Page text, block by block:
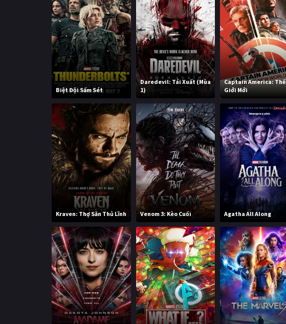
Biệt Đội Sấm Sét
Daredevil: Tái Xuất (Mùa
1)
Captain America: Thế
Giới Mới
Kraven: Thợ Săn Thủ Lĩnh Venom 3: Kèo Cuối Agatha All Along